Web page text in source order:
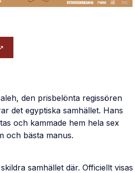
den prisbelönta regissören
det egyptiska samhället. Hans
och kammade hem hela sex
och bästa manus.
samhället där. Officiellt visas